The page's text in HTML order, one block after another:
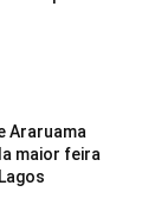
Araruama
maior feira